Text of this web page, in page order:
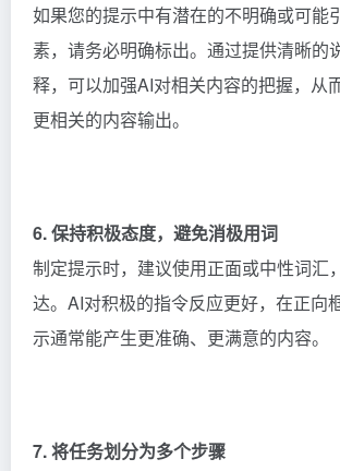
如果您的提示中有潜在的不明确或可能
素，请务必明确标出。通过提供清晰的
释，可以加强AI对相关内容的把握，从
更相关的内容输出。
6. 保持积极态度，避免消极用词
制定提示时，建议使用正面或中性词汇
达。AI对积极的指令反应更好，在正向
示通常能产生更准确、更满意的内容。
7. 将任务划分为多个步骤